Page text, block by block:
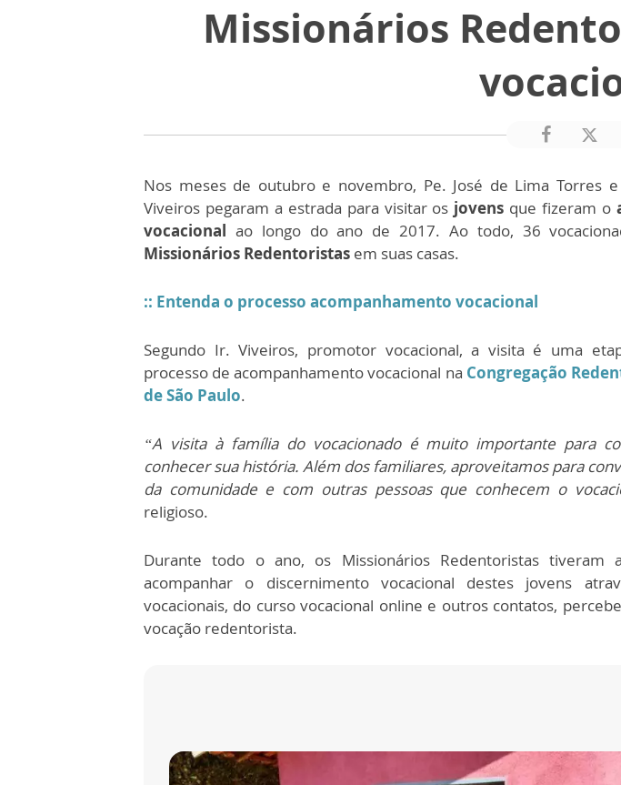
Missionários
Nos meses de outubro e novembro, Pe. José de Lima Torres
Viveiros pegaram a estrada para visitar os jovens que fizeram o
vocacional ao longo do ano de 2017. Ao todo, 36
Missionários Redentoristas em suas casas.
:: Entenda o processo acompanhamento vocacional
Segundo Ir. Viveiros, promotor vocacional, a visita é uma
processo de acompanhamento vocacional na Congregação
de São Paulo.
“A visita à família do vocacionado é muito importante para
conhecer sua história. Além dos familiares, aproveitamos para
da comunidade e com outras pessoas que conhecem o
religioso.
Durante todo o ano, os Missionários Redentoristas tiveram
acompanhar o discernimento vocacional destes jovens
vocacionais, do curso vocacional online e outros contatos,
vocação redentorista.